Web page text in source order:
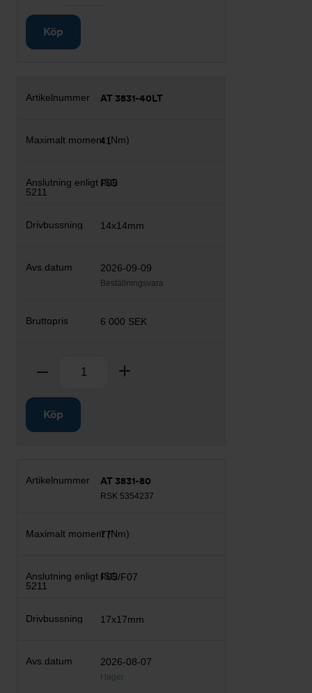
Köp
AT 3831-40LT
41
F05
14x14mm
2026-09-09
Beställningsvara
6 000 SEK
Ta bort
Köp
AT 3831-80
RSK 5354237
77
F05/F07
17x17mm
2026-08-07
I lager